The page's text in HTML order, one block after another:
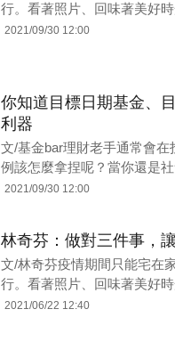
行。看著照片、回味著美好
2021/09/30 12:00
你知道目標日期基金、
利器
文/基金bar理財老手通常會
例該怎麼拿捏呢？當你還是
2021/09/30 12:00
林奇芬：做對三件事，
文/林奇芬疫情期間只能宅在
行。看著照片、回味著美好
2021/06/22 12:40